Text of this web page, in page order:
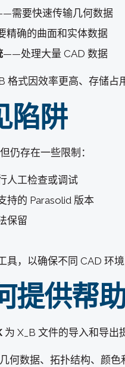
需要快速传输几何数据
确的曲面和实体数据
——处理大量 CAD 数据
格式因效率更高、存储占
陷阱
仍存在一些限制：
人工检查或调试
持的 Parasolid 版本
保留
具，以确保不同 CAD 环
提供帮
为 X_B 文件的导入和导出
何数据、拓扑结构、颜